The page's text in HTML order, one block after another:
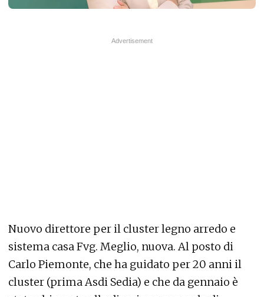
Nuovo direttore per il cluster legno arredo e
sistema casa Fvg. Meglio, nuova. Al posto di
Carlo Piemonte, che ha guidato per 20 anni il
cluster (prima Asdi Sedia) e che da gennaio è